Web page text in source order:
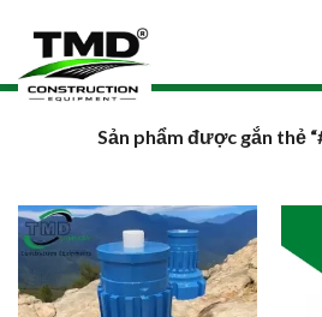
content
Sản phẩm được gắn thẻ